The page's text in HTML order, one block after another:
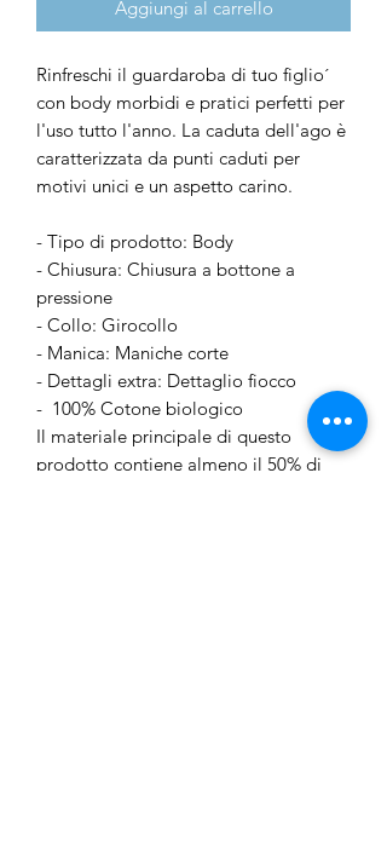
Aggiungi al carrello
Rinfreschi il guardaroba di tuo figlio´
con body morbidi e pratici perfetti per
l'uso tutto l'anno. La caduta dell'ago è
caratterizzata da punti caduti per
motivi unici e un aspetto carino.
- Tipo di prodotto: Body
- Chiusura: Chiusura a bottone a
pressione
- Collo: Girocollo
- Manica: Maniche corte
- Dettagli extra: Dettaglio fiocco
- 100% Cotone biologico
Il materiale principale di questo
prodotto contiene almeno il 50% di